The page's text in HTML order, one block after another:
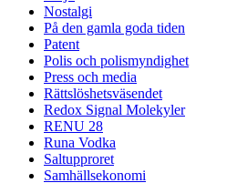
Nostalgi
På den gamla goda tiden
Patent
Polis och polismyndighet
Press och media
Rättslöshetsväsendet
Redox Signal Molekyler
RENU 28
Runa Vodka
Saltupproret
Samhällsekonomi